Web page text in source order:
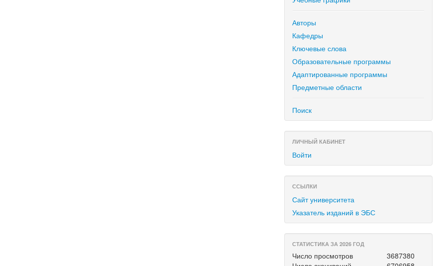
Авторы
Кафедры
Ключевые слова
Образовательные программы
Адаптированные программы
Предметные области
Поиск
ЛИЧНЫЙ КАБИНЕТ
Войти
ССЫЛКИ
Сайт университета
Указатель изданий в ЭБС
СТАТИСТИКА ЗА 2026 ГОД
Число просмотров
3687380